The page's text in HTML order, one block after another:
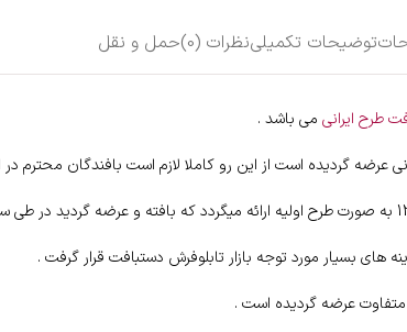
توضیحات تکمیلینظرات (0) حمل و نقل
طرح ایرانی می باشد .
گردیده است از این رو کاملا لازم است بافندگان محترم
های بسیار مورد توجه بازار تابلوفرش دستبافت قرار گرفت .
متفاوت عرضه گردیده است .